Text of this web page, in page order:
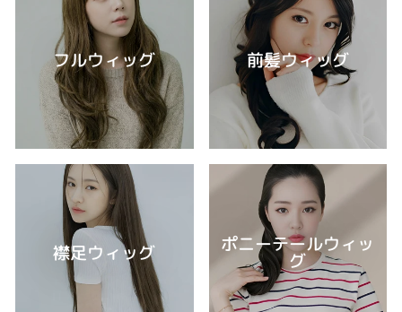
フルウィッグ 前髪ウィッグ
襟足ウィッグ ポニーテールウィッ
グ